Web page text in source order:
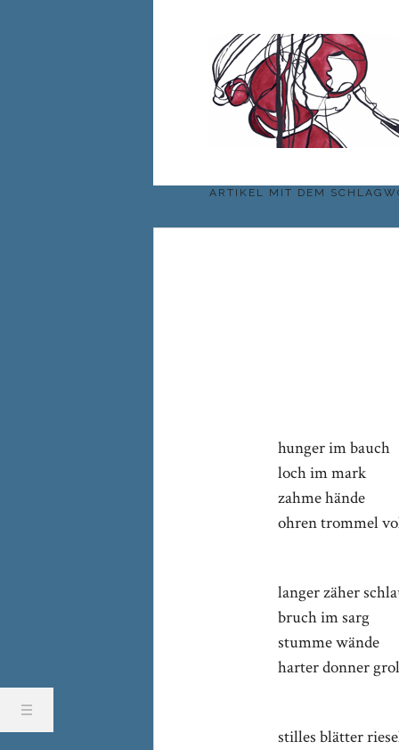
ARTIKEL MIT DEM
hunger im bauch
loch im mark
zahme hände
ohren trommel
langer zäher
bruch im sarg
stumme wände
harter donner
stilles blätter